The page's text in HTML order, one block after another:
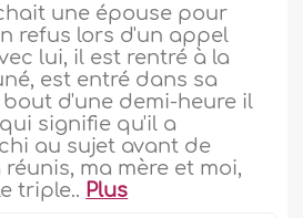
une épouse pour
refus lors d'un appel
lui, il est rentré à la
est entré dans sa
d'une demi-heure il
signifie qu'il a
au sujet avant de
ma mère et moi,
triple.. Plus